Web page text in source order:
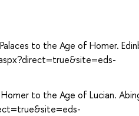
to the Age of Homer.
to the Age of Lucian.